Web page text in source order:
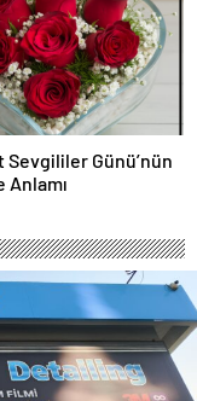
Sevgililer Günü’nün
Anlamı